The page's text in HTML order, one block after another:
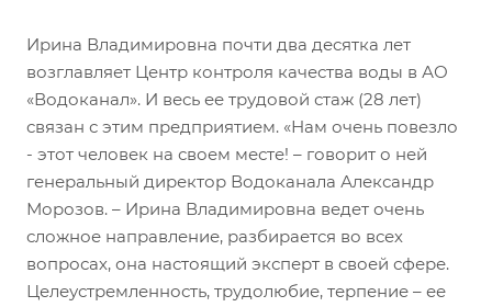
Ирина Владимировна почти два десятка лет
возглавляет Центр контроля качества воды в АО
«Водоканал». И весь ее трудовой стаж (28 лет)
связан с этим предприятием. «Нам очень повезло
- этот человек на своем месте! – говорит о ней
генеральный директор Водоканала Александр
Морозов. – Ирина Владимировна ведет очень
сложное направление, разбирается во всех
вопросах, она настоящий эксперт в своей сфере.
Целеустремленность, трудолюбие, терпение – ее